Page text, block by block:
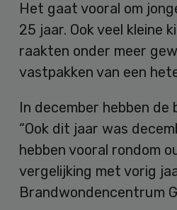
Het gaat vooral om
25 jaar. Ook veel kleine
raakten onder meer
vastpakken van een
In december hebben
“Ook dit jaar was
hebben vooral rondom
vergelijking met vorig
Brandwondencentrum